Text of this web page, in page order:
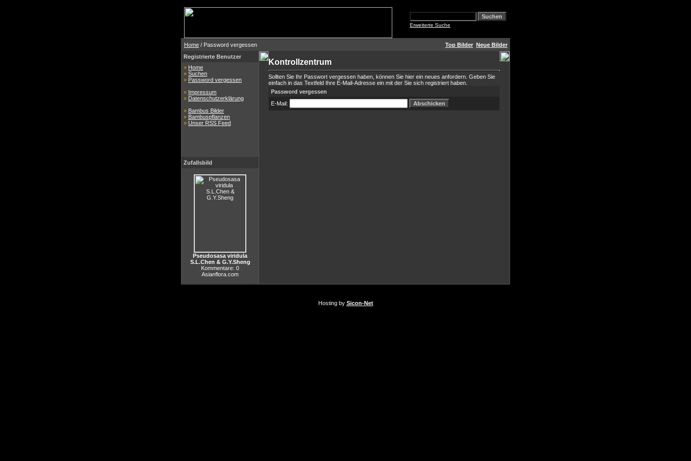
Erweiterte Suche
Home / Password vergessen Top Bilder Neue Bilder
Registrierte Benutzer
» Home
» Suchen
» Password vergessen
» Impressum
» Datenschutzerklärung
» Bambus Bilder
» Bambuspflanzen
» Unser RSS Feed
Zufallsbild
Pseudosasa viridula
S.L.Chen & G.Y.Sheng
Kommentare: 0
Asianflora.com
Kontrollzentrum
Sollten Sie Ihr Passwort vergessen haben, können Sie hier ein neues anfordern. Geben Sie
einfach in das Textfeld Ihre E-Mail-Adresse ein mit der Sie sich registriert haben.
Password vergessen
E-Mail:
Hosting by Sicon-Net